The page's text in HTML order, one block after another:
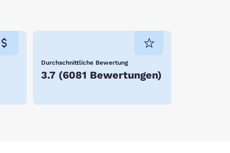
Durchschnittliche Bewertung
3.7 (6081 Bewertungen)